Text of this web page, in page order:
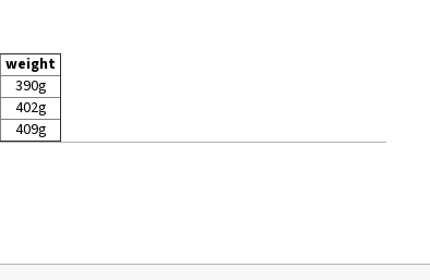
weight
390g
402g
409g